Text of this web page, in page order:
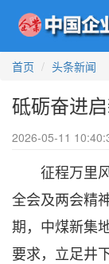
首页
头条新闻
砥砺奋进
2026-05-11
征程万里风
全会及两会精
期，中煤新集
要求，立足井